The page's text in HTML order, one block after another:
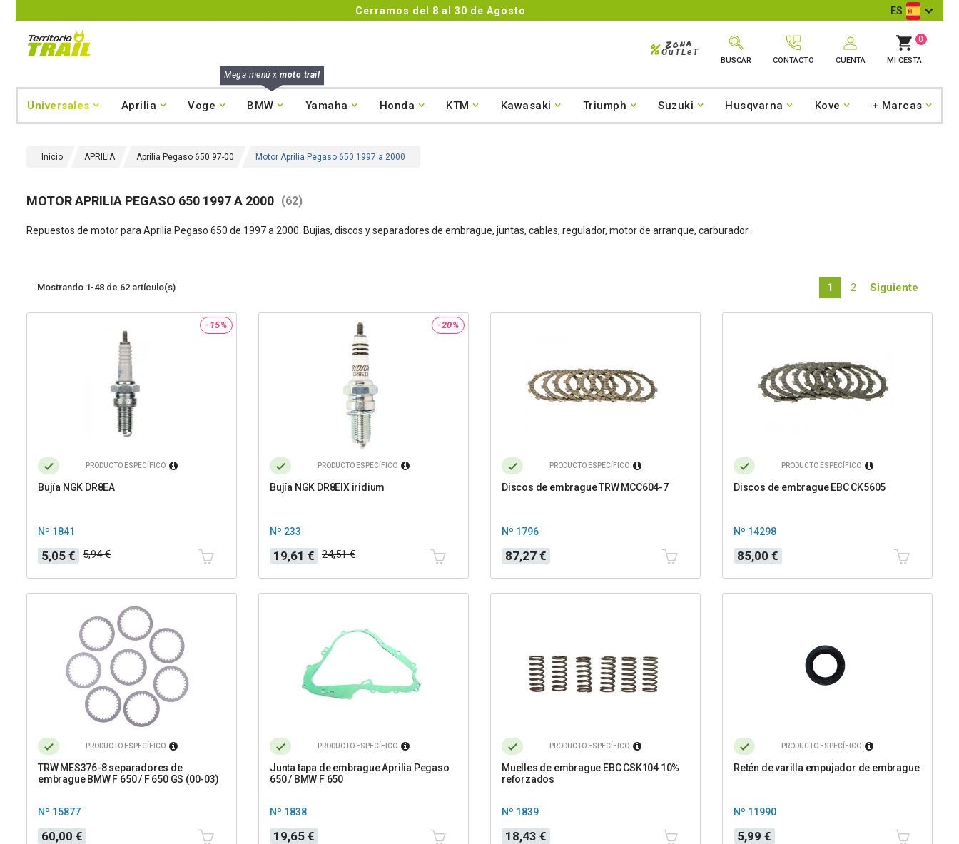
Cerramos del 8 al 30 de Agosto ES
Zona
%OuTLeT
BUSCAR CONTACTO CUENTA
0
MI CESTA
Mega menú x moto trail
Universales Aprilia Voge BMW Yamaha Honda KTM Kawasaki Triumph Suzuki Husqvarna Kove + Marcas
Inicio APRILIA Aprilia Pegaso 650 97-00 Motor Aprilia Pegaso 650 1997 a 2000
MOTOR APRILIA PEGASO 650 1997 A 2000 (62)
Repuestos de motor para Aprilia Pegaso 650 de 1997 a 2000. Bujias, discos y separadores de embrague, juntas, cables, regulador, motor de arranque, carburador...
Mostrando 1-48 de 62 artículo(s) 1 2 Siguiente
-15%
PRODUCTO ESPECÍFICO
Bujía NGK DR8EA
Nº 1841
Precio
5,05 €
Precio
base
5,94 €
-20%
PRODUCTO ESPECÍFICO
Bujía NGK DR8EIX iridium
Nº 233
Precio
19,61 €
Precio
base
24,51 €
PRODUCTO ESPECÍFICO
Discos de embrague TRW MCC604-7
Nº 1796
Precio
87,27 €
PRODUCTO ESPECÍFICO
Discos de embrague EBC CK5605
Nº 14298
Precio
85,00 €
PRODUCTO ESPECÍFICO
TRW MES376-8 separadores de
embrague BMW F 650 / F 650 GS (00-03)
Nº 15877
Precio
60,00 €
PRODUCTO ESPECÍFICO
Junta tapa de embrague Aprilia Pegaso
650 / BMW F 650
Nº 1838
Precio
19,65 €
PRODUCTO ESPECÍFICO
Muelles de embrague EBC CSK104 10%
reforzados
Nº 1839
Precio
18,43 €
PRODUCTO ESPECÍFICO
Retén de varilla empujador de embrague
Nº 11990
Precio
5,99 €